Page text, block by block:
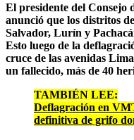
El presidente del Consejo
anunció que los distritos
Salvador, Lurín y
Esto luego de la
cruce de las avenidas
un fallecido, más de 40
TAMBIÉN LEE:
Deflagración en
definitiva de grifo